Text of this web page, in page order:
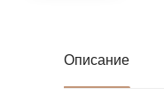
Описание